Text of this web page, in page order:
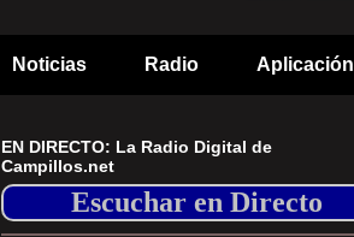
Noticias Radio Aplicación
EN DIRECTO: La Radio Digital de
Campillos.net
Escuchar en Directo